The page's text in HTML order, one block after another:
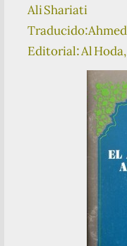
Ali Shariati
Editorial: Al